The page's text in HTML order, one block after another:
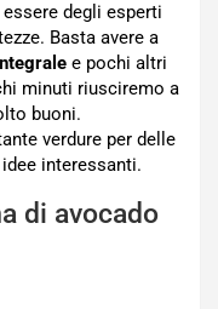
degli esperti
Basta avere a
e pochi altri
minuti riusciremo a
buoni.
verdure per delle
interessanti.
di avocado